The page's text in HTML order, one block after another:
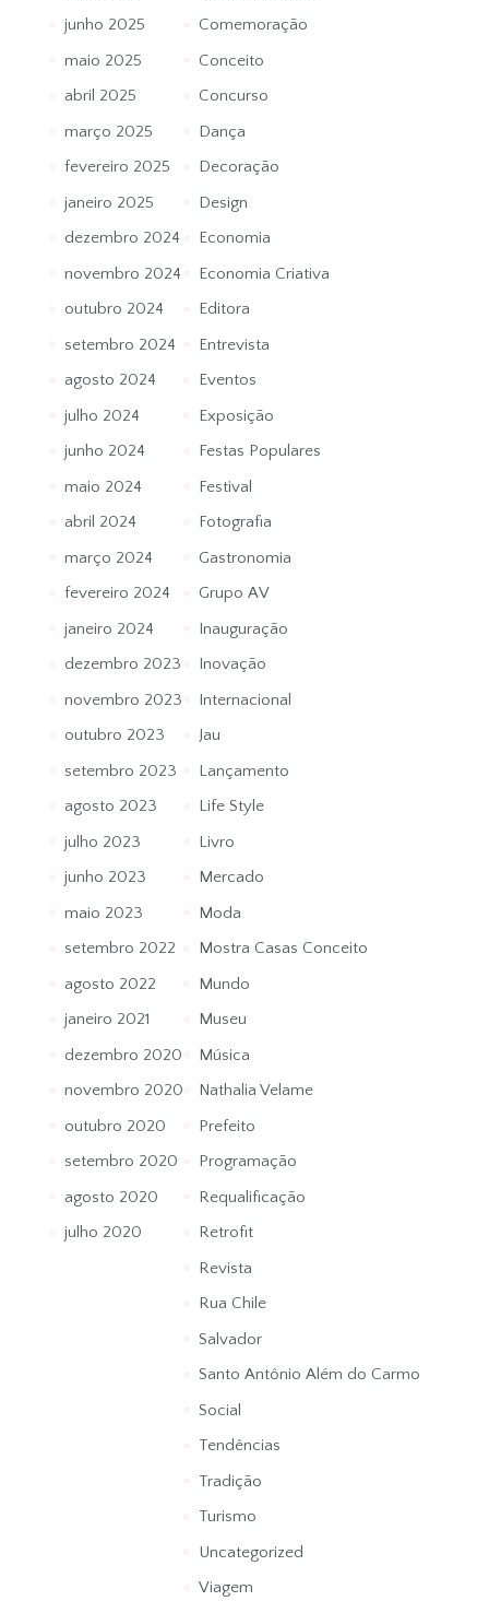
junho 2025
maio 2025
abril 2025
março 2025
fevereiro 2025
janeiro 2025
dezembro 2024
novembro 2024
outubro 2024
setembro 2024
agosto 2024
julho 2024
junho 2024
maio 2024
abril 2024
março 2024
fevereiro 2024
janeiro 2024
dezembro 2023
novembro 2023
outubro 2023
setembro 2023
agosto 2023
julho 2023
junho 2023
maio 2023
setembro 2022
agosto 2022
janeiro 2021
dezembro 2020
novembro 2020
outubro 2020
setembro 2020
agosto 2020
julho 2020
Comemoração
Conceito
Concurso
Dança
Decoração
Design
Economia
Economia Criativa
Editora
Entrevista
Eventos
Exposição
Festas Populares
Festival
Fotografia
Gastronomia
Grupo AV
Inauguração
Inovação
Internacional
Jau
Lançamento
Life Style
Livro
Mercado
Moda
Mostra Casas Conceito
Mundo
Museu
Música
Nathalia Velame
Prefeito
Programação
Requalificação
Retrofit
Revista
Rua Chile
Salvador
Santo Antônio Além do Carmo
Social
Tendências
Tradição
Turismo
Uncategorized
Viagem